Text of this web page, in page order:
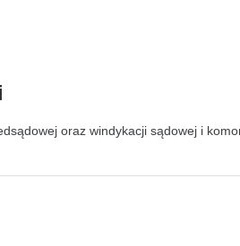
oraz windykacji sądowej i